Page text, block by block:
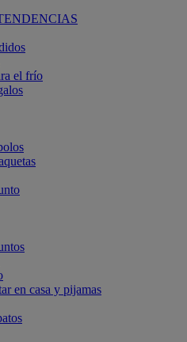
el frío
en casa y pijamas